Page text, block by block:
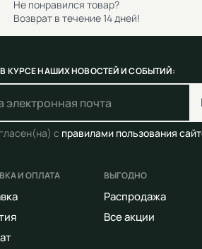
Не понравился товар?
Возврат в течение 14 дней!
В КУРСЕ НАШИХ НОВОСТЕЙ И СОБЫТИЙ:
с правилами пользования
И ОПЛАТА ВЫГОДНО
Распродажа
Все акции